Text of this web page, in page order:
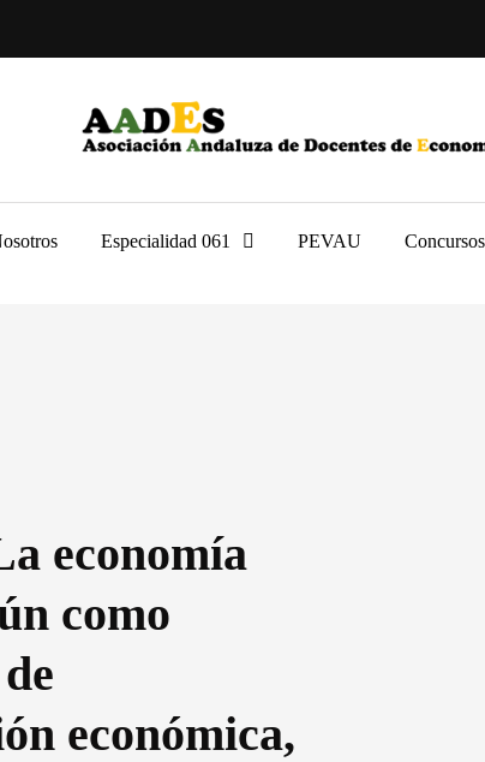
Especialidad 061 PEVAU Concursos
economía
como
económica,